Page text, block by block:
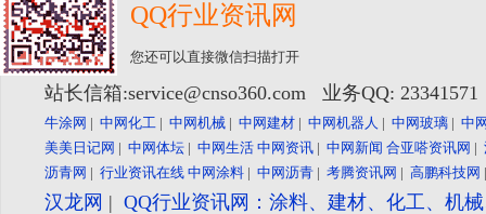
QQ行业资讯网
您还可以直接微信扫描打开
站长信箱:service@cnso360.com 业务QQ:
牛涂网 | 中网化工 | 中网机械 | 中网建材 | 中网机器人 | 中网玻璃 | 中
美美日记网 | 中网体坛 | 中网生活 中网资讯 | 中网新闻 合亚嗒资讯网 |
沥青网 | 行业资讯在线 中网涂料 | 中网沥青 | 考腾资讯网 | 高鹏科技网
汉龙网 | QQ行业资讯网：涂料、建材、化工、机